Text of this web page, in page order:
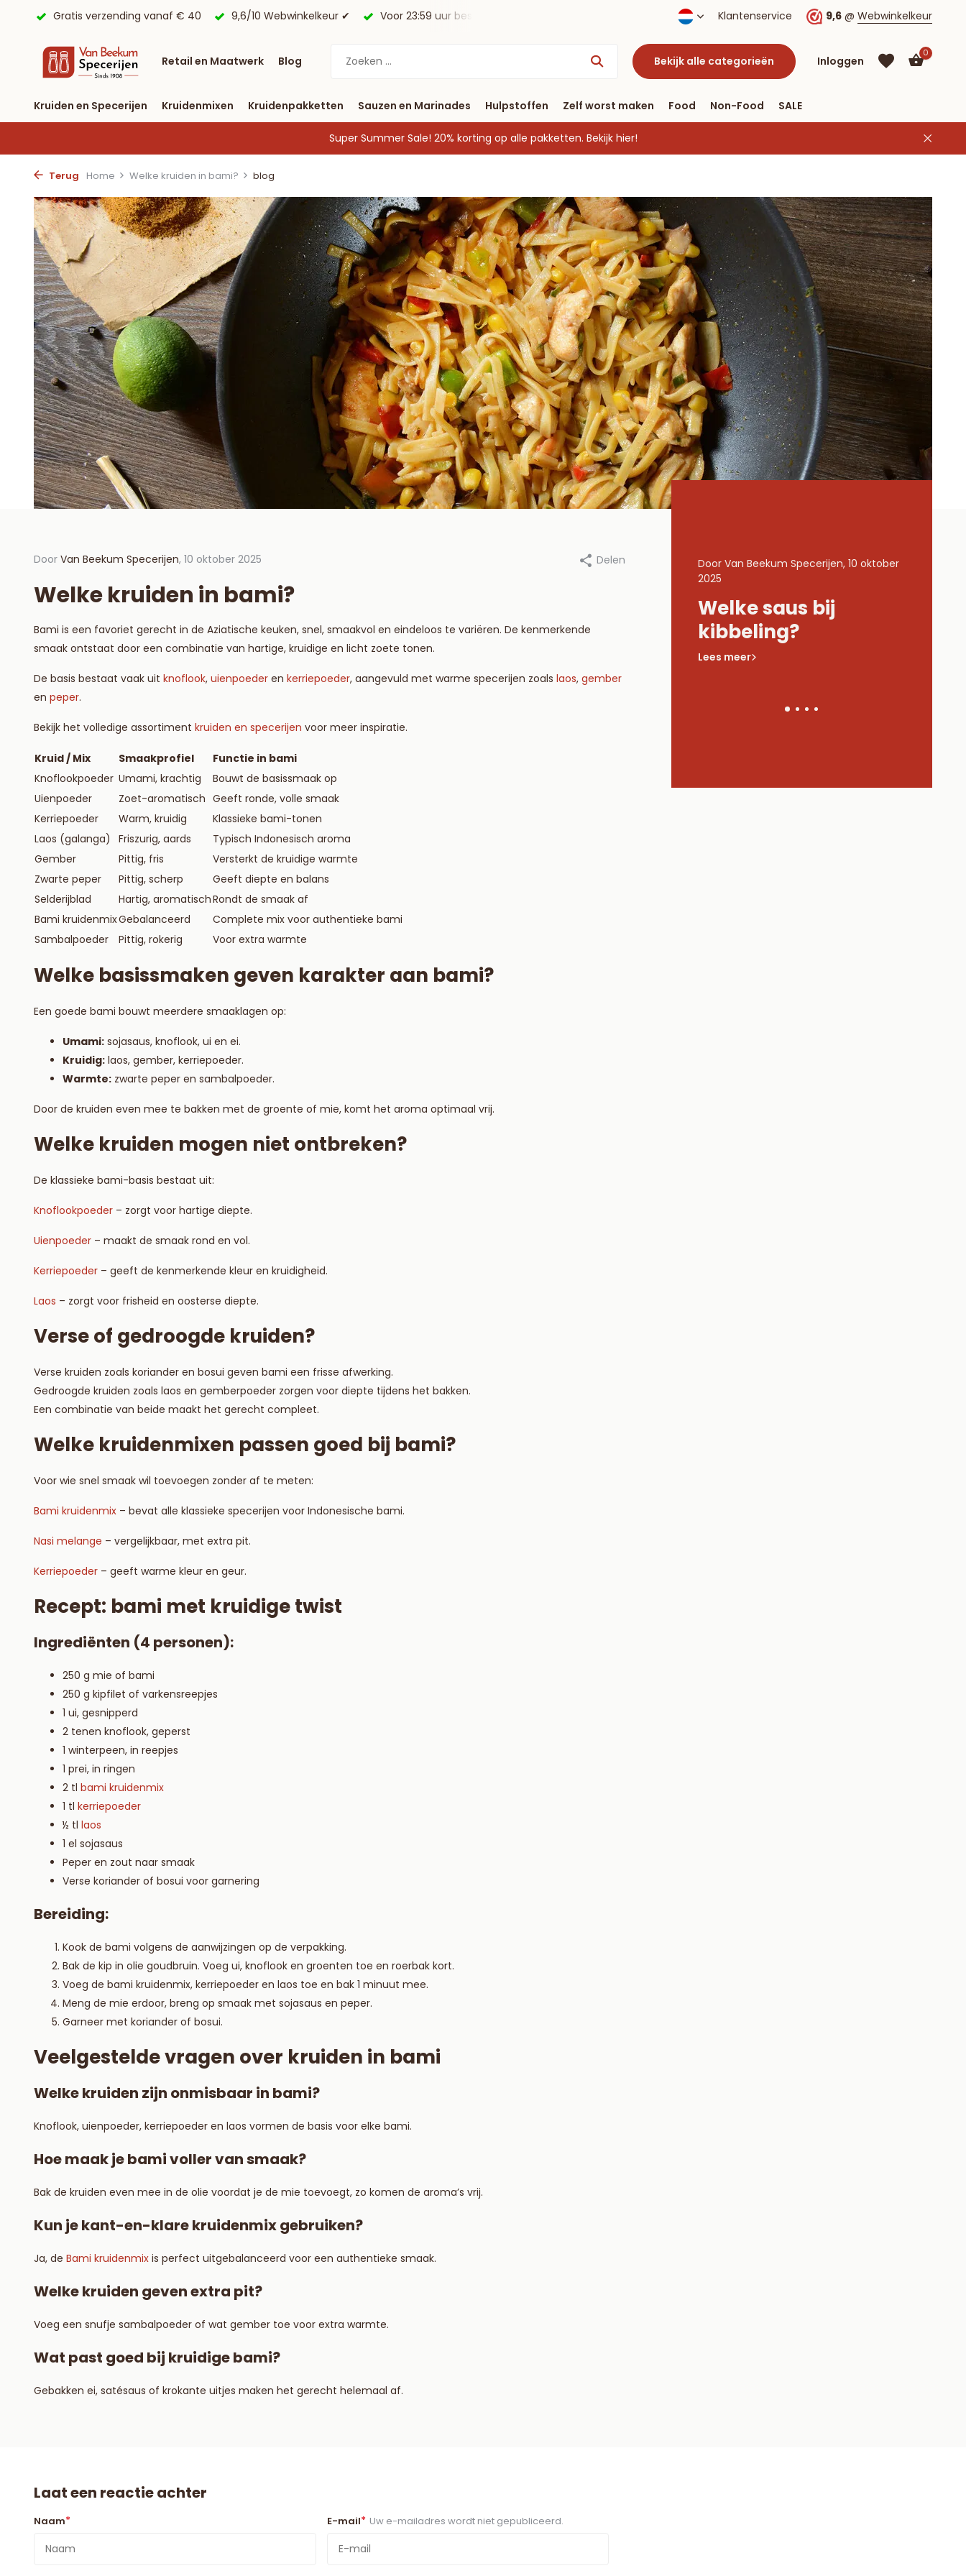
9,6/10 Webwinkelkeur ✔ Voor 23:59 uur besteld, morgen in huis*. Gratis verzending vanaf € 40 Klantenservice 9,6 @ Webwinkelkeur
Retail en Maatwerk Blog Bekijk alle categorieën Inloggen
Account
aanmaken
aanmaken
0
Kruiden en Specerijen Kruidenmixen Kruidenpakketten Sauzen en Marinades Hulpstoffen Zelf worst maken Food Non-Food SALE
Super Summer Sale! 20% korting op alle pakketten. Bekijk hier!
Terug Home Welke kruiden in bami? blog
Door Van Beekum Specerijen, 10 oktober 2025 Delen
Welke kruiden in bami?
Bami is een favoriet gerecht in de Aziatische keuken, snel, smaakvol en eindeloos te variëren. De kenmerkende
smaak ontstaat door een combinatie van hartige, kruidige en licht zoete tonen.
De basis bestaat vaak uit knoflook, uienpoeder en kerriepoeder, aangevuld met warme specerijen zoals laos, gember
en peper.
Bekijk het volledige assortiment kruiden en specerijen voor meer inspiratie.
Kruid / Mix Smaakprofiel
Functie in bami
Knoflookpoeder Umami, krachtig
Bouwt de basissmaak op
Uienpoeder
Zoet-aromatisch Geeft ronde, volle smaak
Kerriepoeder
Warm, kruidig
Klassieke bami-tonen
Laos (galanga)
Friszurig, aards
Typisch Indonesisch aroma
Gember
Pittig, fris
Versterkt de kruidige warmte
Zwarte peper
Pittig, scherp
Geeft diepte en balans
Selderijblad
Hartig, aromatischRondt de smaak af
Bami kruidenmixGebalanceerd
Complete mix voor authentieke bami
Sambalpoeder
Pittig, rokerig Voor extra warmte
Welke basissmaken geven karakter aan bami?
Een goede bami bouwt meerdere smaaklagen op:
Umami: sojasaus, knoflook, ui en ei.
Kruidig: laos, gember, kerriepoeder.
Warmte: zwarte peper en sambalpoeder.
Door de kruiden even mee te bakken met de groente of mie, komt het aroma optimaal vrij.
Welke kruiden mogen niet ontbreken?
De klassieke bami-basis bestaat uit:
Knoflookpoeder – zorgt voor hartige diepte.
Uienpoeder – maakt de smaak rond en vol.
Kerriepoeder – geeft de kenmerkende kleur en kruidigheid.
Laos – zorgt voor frisheid en oosterse diepte.
Verse of gedroogde kruiden?
Verse kruiden zoals koriander en bosui geven bami een frisse afwerking.
Gedroogde kruiden zoals laos en gemberpoeder zorgen voor diepte tijdens het bakken.
Een combinatie van beide maakt het gerecht compleet.
Welke kruidenmixen passen goed bij bami?
Voor wie snel smaak wil toevoegen zonder af te meten:
Bami kruidenmix – bevat alle klassieke specerijen voor Indonesische bami.
Nasi melange – vergelijkbaar, met extra pit.
Kerriepoeder – geeft warme kleur en geur.
Recept: bami met kruidige twist
Ingrediënten (4 personen):
250 g mie of bami
250 g kipfilet of varkensreepjes
1 ui, gesnipperd
2 tenen knoflook, geperst
1 winterpeen, in reepjes
1 prei, in ringen
2 tl bami kruidenmix
1 tl kerriepoeder
½ tl laos
1 el sojasaus
Peper en zout naar smaak
Verse koriander of bosui voor garnering
Bereiding:
Kook de bami volgens de aanwijzingen op de verpakking.
Bak de kip in olie goudbruin. Voeg ui, knoflook en groenten toe en roerbak kort.
Voeg de bami kruidenmix, kerriepoeder en laos toe en bak 1 minuut mee.
Meng de mie erdoor, breng op smaak met sojasaus en peper.
Garneer met koriander of bosui.
Veelgestelde vragen over kruiden in bami
Welke kruiden zijn onmisbaar in bami?
Knoflook, uienpoeder, kerriepoeder en laos vormen de basis voor elke bami.
Hoe maak je bami voller van smaak?
Bak de kruiden even mee in de olie voordat je de mie toevoegt, zo komen de aroma’s vrij.
Kun je kant-en-klare kruidenmix gebruiken?
Ja, de Bami kruidenmix is perfect uitgebalanceerd voor een authentieke smaak.
Welke kruiden geven extra pit?
Voeg een snufje sambalpoeder of wat gember toe voor extra warmte.
Wat past goed bij kruidige bami?
Gebakken ei, satésaus of krokante uitjes maken het gerecht helemaal af.
Garnalen marineren
Lees meer
Door Van Beekum Specerijen, 10 oktober
gevulde pasta met
Lees meer
Door Van Beekum Specerijen, 10 oktober
2025
Welke saus bij
kibbeling?
Lees meer
Laat een reactie achter
Naam* E-mail* Uw e-mailadres wordt niet gepubliceerd.